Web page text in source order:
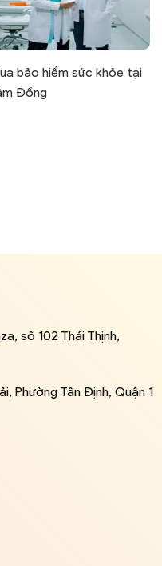
bảo hiểm sức khỏe tại
Đồng
số 102 Thái Thịnh,
Phường Tân Định, Quận 1